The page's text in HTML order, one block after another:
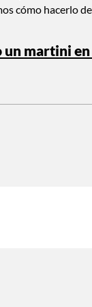
cómo hacerlo
martini en